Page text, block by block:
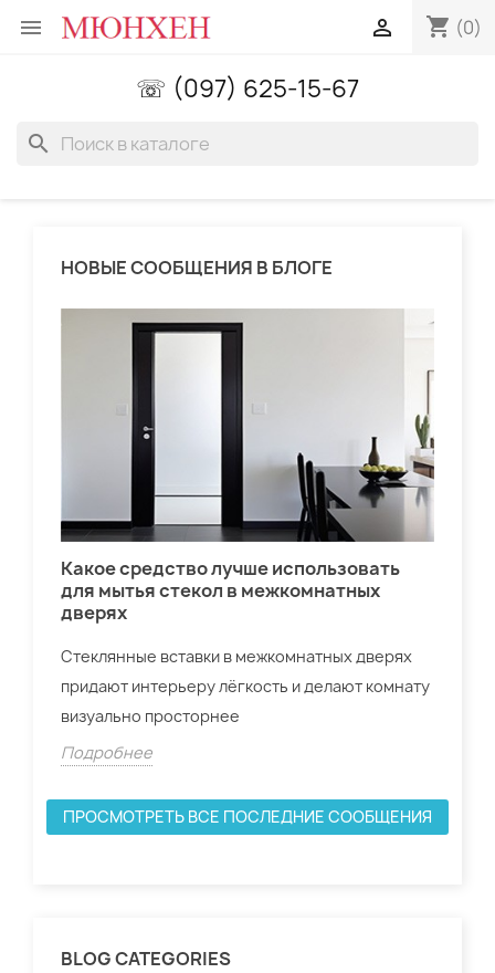
 shopping_cart (0)

☏ (097) 625-15-67
search
НОВЫЕ СООБЩЕНИЯ В БЛОГЕ
Какое средство лучше использовать
для мытья стекол в межкомнатных
дверях
Стеклянные вставки в межкомнатных дверях
придают интерьеру лёгкость и делают комнату
визуально просторнее
Подробнее
ПРОСМОТРЕТЬ ВСЕ ПОСЛЕДНИЕ СООБЩЕНИЯ
BLOG CATEGORIES